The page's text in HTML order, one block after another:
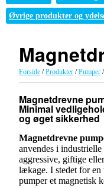
Øvrige produkter og
Forside /Produkter /Pumper /
Magnetdrevne
Minimal
og øget sikkerhed
Magnetdrevne
anvendes i
aggressive, giftige
lækage. I stedet for en
pumper et magnetisk